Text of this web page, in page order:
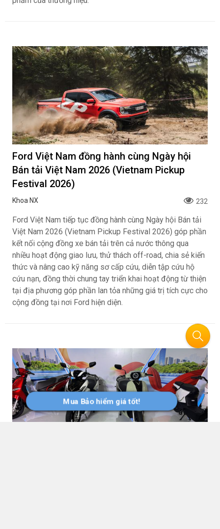
Ôtô trên toàn quốc chính thức triển khai chương trình gia
hạn bảo hành lên đến 10 năm dành cho khách hàng mua
mới và khách hàng đang sử dụng ô tô Honda từ ngày
01/8/2026.
Xem trước Range Rover GT sẽ ra mắt vào
cuối năm 2026
Khoa NX 169
Mẫu xe mở ra không gian nội thất tuyệt tác bên trong. Nội
thất của Range Rover GT được định hình bởi chính triết lý
Mua Bảo hiểm giá tốt!